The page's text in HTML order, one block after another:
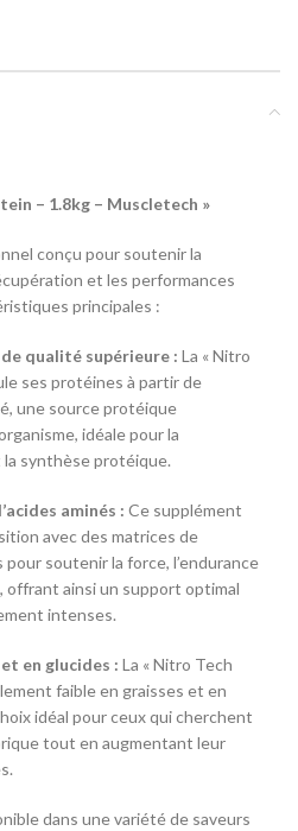
– 1.8kg – Muscletech »
conçu pour soutenir la
et les performances
principales :
qualité supérieure : La « Nitro
ses protéines à partir de
une source protéique
idéale pour la
synthèse protéique.
aminés : Ce supplément
avec des matrices de
pour soutenir la force, l’endurance
offrant ainsi un support optimal
intenses.
en glucides : La « Nitro Tech
faible en graisses et en
idéal pour ceux qui cherchent
tout en augmentant leur
dans une variété de saveurs